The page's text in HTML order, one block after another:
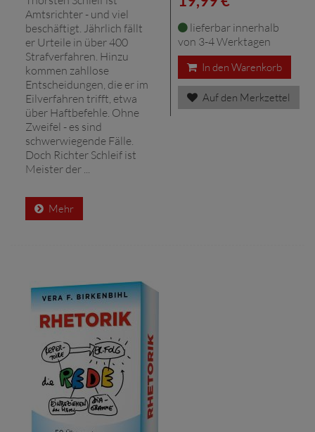
Amtsrichter - und viel
beschäftigt. Jährlich fällt
er Urteile in über 400
Strafverfahren. Hinzu
kommen zahllose
Entscheidungen, die er im
Eilverfahren trifft, etwa
über Haftbefehle. Ohne
Zweifel - es sind
schwerwiegende Fälle.
Doch Richter Schleif ist
Meister der ...
Mehr
lieferbar innerhalb
von 3-4 Werktagen
In den Warenkorb
Auf den Merkzettel